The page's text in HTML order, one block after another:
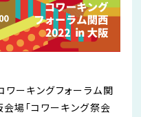
ワーキングフォーラム関
場「コワーキング祭会